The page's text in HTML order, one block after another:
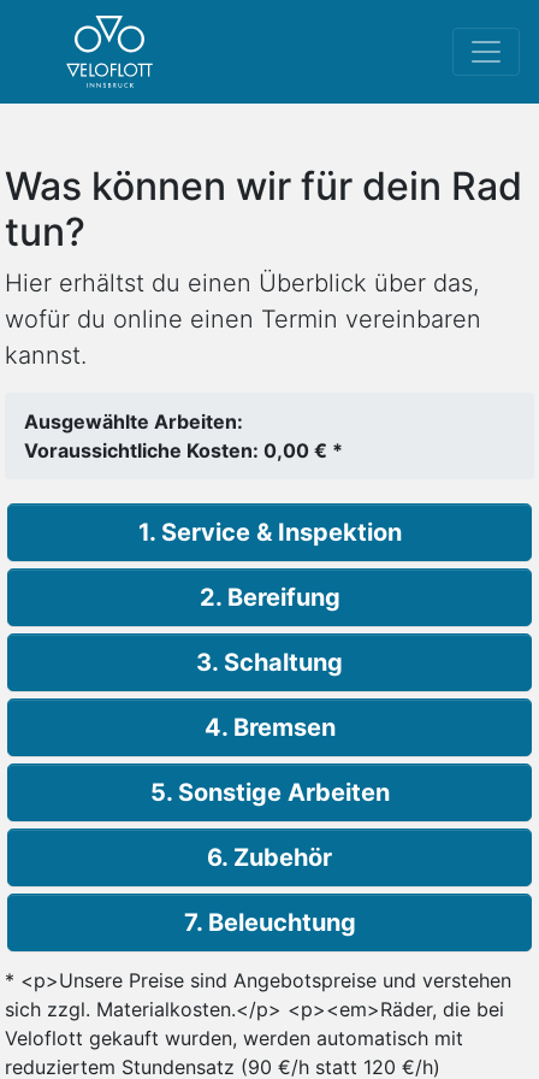
Was können wir für dein Rad
tun?
Hier erhältst du einen Überblick über das,
wofür du online einen Termin vereinbaren
kannst.
Ausgewählte Arbeiten:
Voraussichtliche Kosten: 0,00 € *
1. Service & Inspektion
2. Bereifung
3. Schaltung
4. Bremsen
5. Sonstige Arbeiten
6. Zubehör
7. Beleuchtung
* <p>Unsere Preise sind Angebotspreise und verstehen
sich zzgl. Materialkosten.</p> <p><em>Räder, die bei
Veloflott gekauft wurden, werden automatisch mit
reduziertem Stundensatz (90 €/h statt 120 €/h)